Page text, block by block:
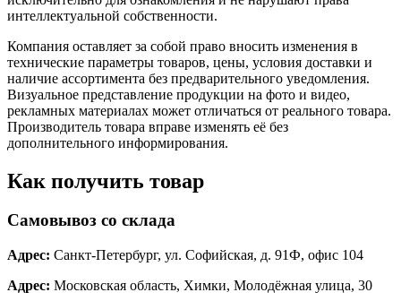
интеллектуальной собственности.
Компания оставляет за собой право вносить изменения в
технические параметры товаров, цены, условия доставки и
наличие ассортимента без предварительного уведомления.
Визуальное представление продукции на фото и видео,
рекламных материалах может отличаться от реального товара.
Производитель товара вправе изменять её без
дополнительного информирования.
Как получить товар
Самовывоз со склада
Адрес: Санкт-Петербург, ул. Софийская, д. 91Ф, офис 104
Адрес: Московская область, Химки, Молодёжная улица, 30